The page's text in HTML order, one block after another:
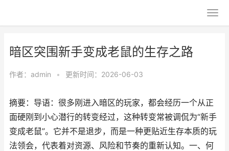
暗区突围新手变成老鼠的生存之路
作者： admin • 更新时间：2026-06-03
摘要：导语：很多刚进入暗区的玩家，都会经历一个从正
面硬刚到小心潜行的转变经过，这种转变常被调侃为“新手
变成老鼠”。它并不是退步，而是一种更贴近生存本质的玩
法领会，代表着对资源、风险和节奏的重新认知。一、何